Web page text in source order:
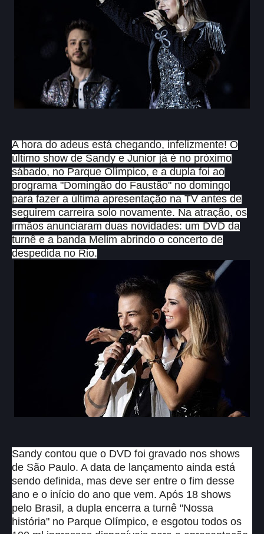
A hora do adeus está chegando, infelizmente! O
último show de Sandy e Junior já é no próximo
sábado, no Parque Olímpico, e a dupla foi ao
programa "Domingão do Faustão" no domingo
para fazer a última apresentação na TV antes de
seguirem carreira solo novamente. Na atração, os
irmãos anunciaram duas novidades: um DVD da
turnê e a banda Melim abrindo o concerto de
despedida no Rio.
Sandy contou que o DVD foi gravado nos shows
de São Paulo. A data de lançamento ainda está
sendo definida, mas deve ser entre o fim desse
ano e o início do ano que vem. Após 18 shows
pelo Brasil, a dupla encerra a turnê "Nossa
história" no Parque Olímpico, e esgotou todos os